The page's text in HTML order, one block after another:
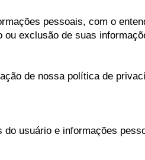
pessoais, com o
exclusão de suas
de nossa política de
usuário e informações